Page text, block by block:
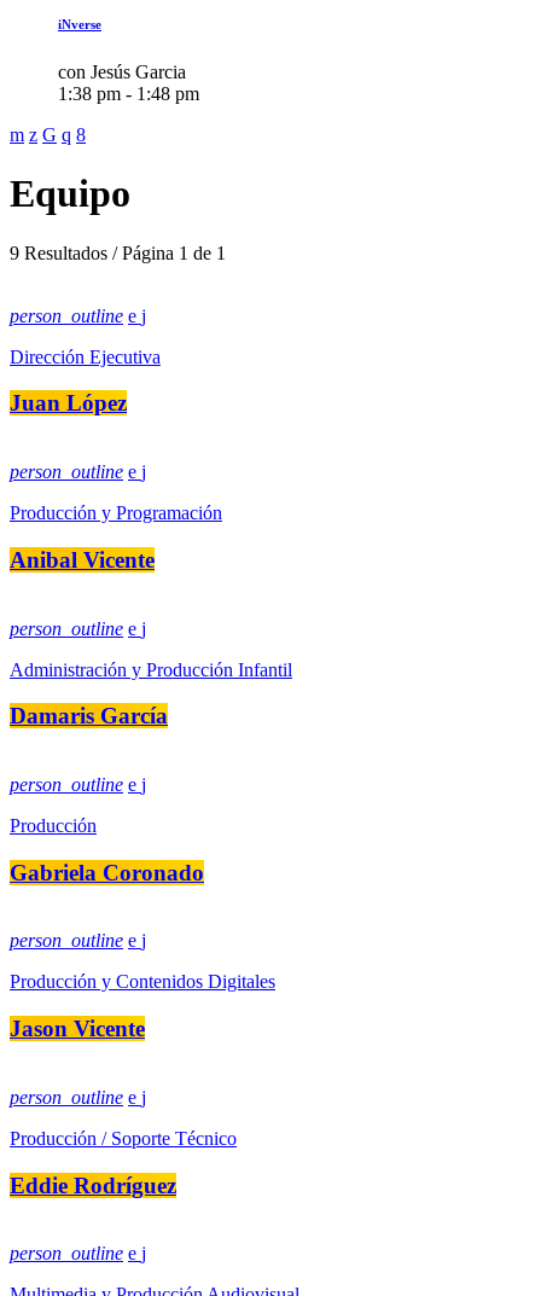
iNverse
con Jesús Garcia
1:38 pm - 1:48 pm
Equipo
9 Resultados / Página 1 de 1
person_outline
Dirección Ejecutiva
Juan López
person_outline
Producción y Programación
Anibal Vicente
person_outline
Administración y Producción Infantil
Damaris García
person_outline
Producción
Gabriela Coronado
person_outline
Producción y Contenidos Digitales
Jason Vicente
person_outline
Producción / Soporte Técnico
Eddie Rodríguez
person_outline